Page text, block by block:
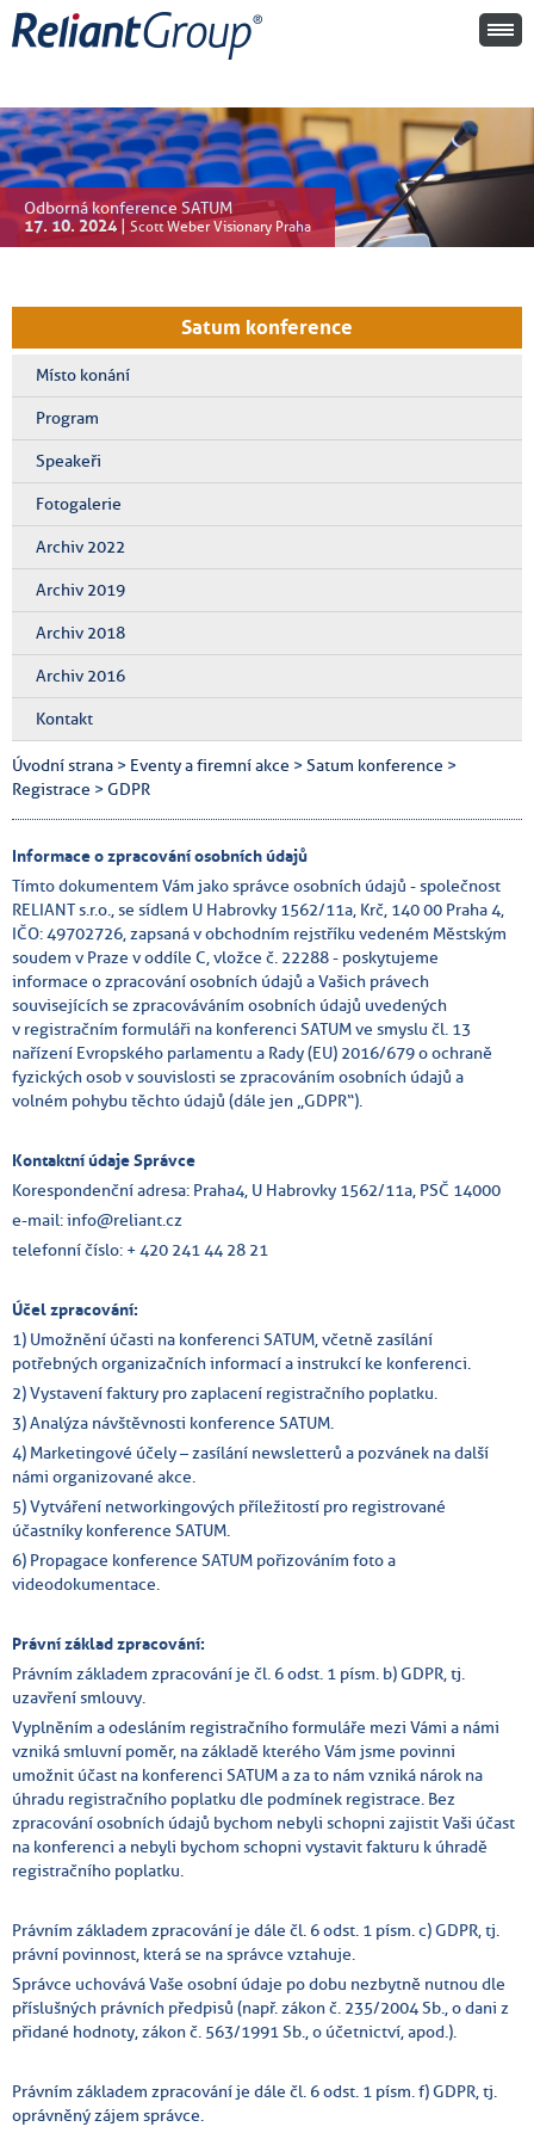
Odborná konference SATUM
17. 10. 2024| Scott Weber Visionary Praha
Satum konference
Místo konání
Program
Speakeři
Fotogalerie
Archiv 2022
Archiv 2019
Archiv 2018
Archiv 2016
Kontakt
Úvodní strana > Eventy a firemní akce >Satum konference >
Registrace >GDPR
Informace o zpracování osobních údajů
Tímto dokumentem Vám jako správce osobních údajů - společnost
RELIANT s.r.o., se sídlem U Habrovky 1562/11a, Krč, 140 00 Praha 4,
IČO: 49702726, zapsaná v obchodním rejstříku vedeném Městským
soudem v Praze v oddíle C, vložce č. 22288 - poskytujeme
informace o zpracování osobních údajů a Vašich právech
souvisejících se zpracováváním osobních údajů uvedených
v registračním formuláři na konferenci SATUM ve smyslu čl. 13
nařízení Evropského parlamentu a Rady (EU) 2016/679 o ochraně
fyzických osob v souvislosti se zpracováním osobních údajů a
volném pohybu těchto údajů (dále jen „GDPR“).
Kontaktní údaje Správce
Korespondenční adresa: Praha4, U Habrovky 1562/11a, PSČ 14000
e-mail: info@reliant.cz
telefonní číslo: + 420 241 44 28 21
Účel zpracování:
1) Umožnění účasti na konferenci SATUM, včetně zasílání
potřebných organizačních informací a instrukcí ke konferenci.
2) Vystavení faktury pro zaplacení registračního poplatku.
3) Analýza návštěvnosti konference SATUM.
4) Marketingové účely – zasílání newsletterů a pozvánek na další
námi organizované akce.
5) Vytváření networkingových příležitostí pro registrované
účastníky konference SATUM.
6) Propagace konference SATUM pořizováním foto a
videodokumentace.
Právní základ zpracování:
Právním základem zpracování je čl. 6 odst. 1 písm. b) GDPR, tj.
uzavření smlouvy.
Vyplněním a odesláním registračního formuláře mezi Vámi a námi
vzniká smluvní poměr, na základě kterého Vám jsme povinni
umožnit účast na konferenci SATUM a za to nám vzniká nárok na
úhradu registračního poplatku dle podmínek registrace. Bez
zpracování osobních údajů bychom nebyli schopni zajistit Vaši účast
na konferenci a nebyli bychom schopni vystavit fakturu k úhradě
registračního poplatku.
Právním základem zpracování je dále čl. 6 odst. 1 písm. c) GDPR, tj.
právní povinnost, která se na správce vztahuje.
Správce uchovává Vaše osobní údaje po dobu nezbytně nutnou dle
příslušných právních předpisů (např. zákon č. 235/2004 Sb., o dani z
přidané hodnoty, zákon č. 563/1991 Sb., o účetnictví, apod.).
Právním základem zpracování je dále čl. 6 odst. 1 písm. f) GDPR, tj.
oprávněný zájem správce.